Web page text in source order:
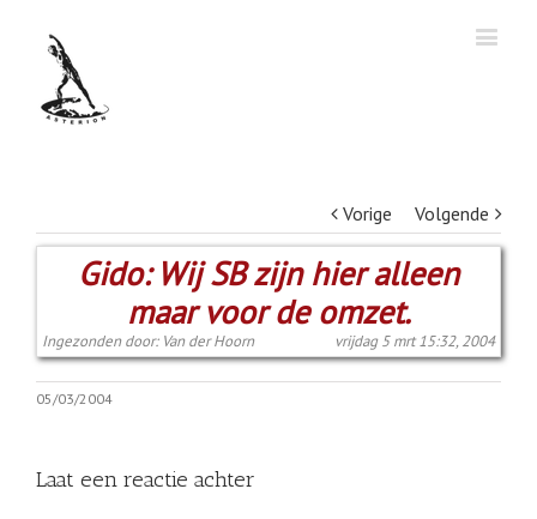
Vorige Volgende
Gido: Wij SB zijn hier alleen
maar voor de omzet.
Ingezonden door: Van der Hoorn vrijdag 5 mrt 15:32, 2004
05/03/2004
Laat een reactie achter